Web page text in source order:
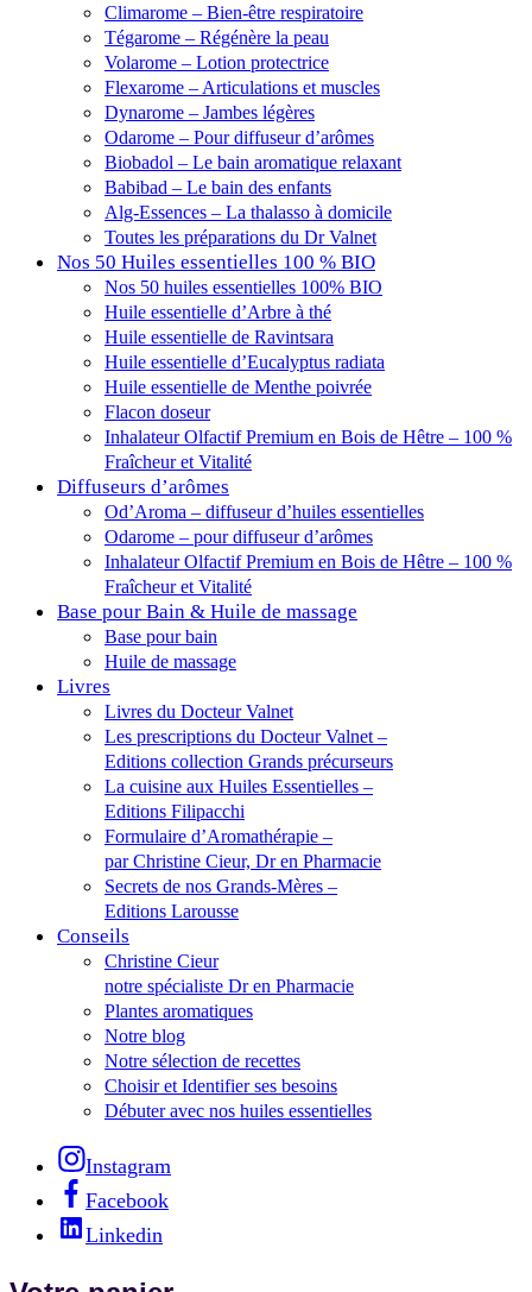
Climarome – Bien-être respiratoire
Tégarome – Régénère la peau
Volarome – Lotion protectrice
Flexarome – Articulations et muscles
Dynarome – Jambes légères
Odarome – Pour diffuseur d’arômes
Biobadol – Le bain aromatique relaxant
Babibad – Le bain des enfants
Alg-Essences – La thalasso à domicile
Toutes les préparations du Dr Valnet
Nos 50 Huiles essentielles 100 % BIO
Nos 50 huiles essentielles 100% BIO
Huile essentielle d’Arbre à thé
Huile essentielle de Ravintsara
Huile essentielle d’Eucalyptus radiata
Huile essentielle de Menthe poivrée
Flacon doseur
Inhalateur Olfactif Premium en Bois de Hêtre – 100 %
Fraîcheur et Vitalité
Diffuseurs d’arômes
Od’Aroma – diffuseur d’huiles essentielles
Odarome – pour diffuseur d’arômes
Inhalateur Olfactif Premium en Bois de Hêtre – 100 %
Fraîcheur et Vitalité
Base pour Bain & Huile de massage
Base pour bain
Huile de massage
Livres
Livres du Docteur Valnet
Les prescriptions du Docteur Valnet –
Editions collection Grands précurseurs
La cuisine aux Huiles Essentielles –
Editions Filipacchi
Formulaire d’Aromathérapie –
par Christine Cieur, Dr en Pharmacie
Secrets de nos Grands-Mères –
Editions Larousse
Conseils
Christine Cieur
notre spécialiste Dr en Pharmacie
Plantes aromatiques
Notre blog
Notre sélection de recettes
Choisir et Identifier ses besoins
Débuter avec nos huiles essentielles
Instagram
Facebook
Linkedin